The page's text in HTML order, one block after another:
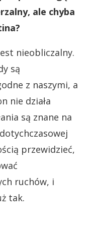
ale chyba
nieobliczalny.
są
z naszymi, a
nie działa
są znane na
przewidzieć,
ruchów, i
tak.